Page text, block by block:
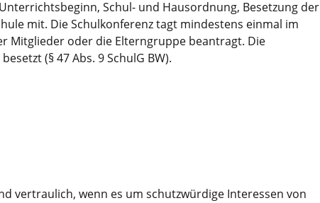
Schul- und Hausordnung, Besetzung der
mit. Die Schulkonferenz tagt mindestens einmal im
Mitglieder oder die Elterngruppe beantragt. Die
(§ 47 Abs. 9 SchulG BW).
vertraulich, wenn es um schutzwürdige Interessen von